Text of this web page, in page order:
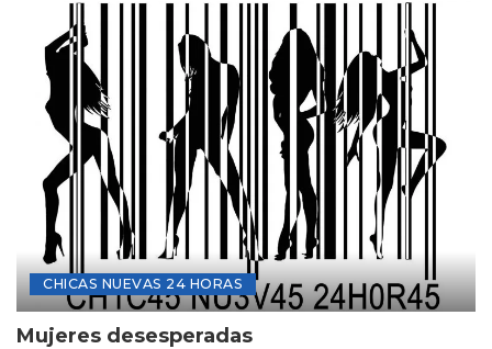
CHICAS NUEVAS 24 HORAS
Mujeres desesperadas